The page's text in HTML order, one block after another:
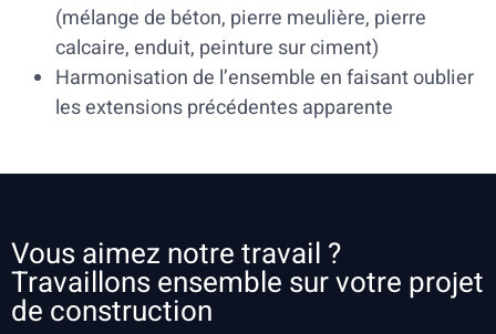
(mélange de béton, pierre meulière, pierre
calcaire, enduit, peinture sur ciment)
Harmonisation de l’ensemble en faisant oublier
les extensions précédentes apparente
Vous aimez notre travail ?
Travaillons ensemble sur votre projet
de construction